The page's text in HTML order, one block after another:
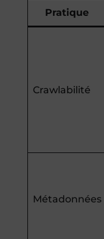
Pratique
Crawlabilité
Métadonnées